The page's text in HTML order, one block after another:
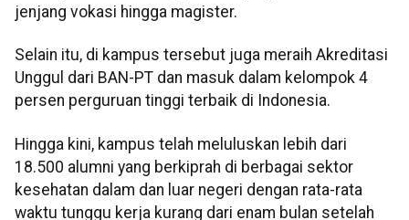
jenjang vokasi hingga magister.
Selain itu, di kampus tersebut juga meraih Akreditasi
Unggul dari BAN-PT dan masuk dalam kelompok 4
persen perguruan tinggi terbaik di Indonesia.
Hingga kini, kampus telah meluluskan lebih dari
18.500 alumni yang berkiprah di berbagai sektor
kesehatan dalam dan luar negeri dengan rata-rata
waktu tunggu kerja kurang dari enam bulan setelah